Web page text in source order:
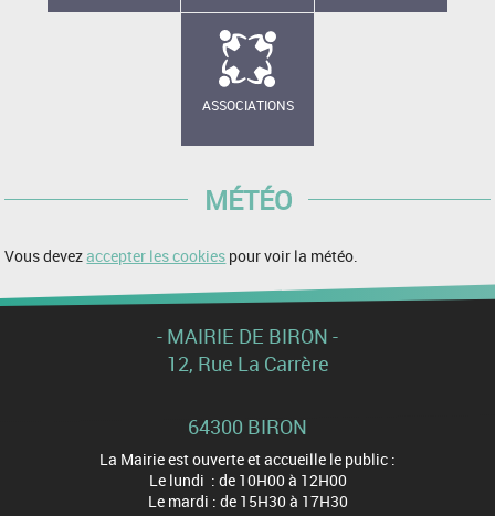
ASSOCIATIONS
MÉTÉO
Vous devezaccepter les cookies pour voir la météo.
- MAIRIE DE BIRON -
12, Rue La Carrère
64300 BIRON
La Mairie est ouverte et accueille le public :
Le lundi : de 10H00 à 12H00
Le mardi : de 15H30 à 17H30